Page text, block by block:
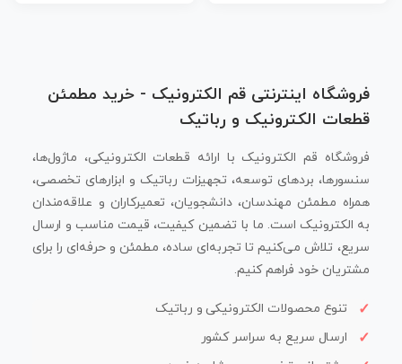
فروشگاه اینترنتی قم الکترونیک - خرید مطمئن
قطعات الکترونیک و رباتیک
فروشگاه قم الکترونیک با ارائه قطعات الکترونیکی، ماژول‌ها،
سنسورها، بردهای توسعه، تجهیزات رباتیک و ابزارهای تخصصی،
همراه مطمئن مهندسان، دانشجویان، تعمیرکاران و علاقه‌مندان
به الکترونیک است. ما با تضمین کیفیت، قیمت مناسب و ارسال
سریع، تلاش می‌کنیم تا تجربه‌ای ساده، مطمئن و حرفه‌ای را برای
مشتریان خود فراهم کنیم.
تنوع محصولات الکترونیکی و رباتیک
ارسال سریع به سراسر کشور